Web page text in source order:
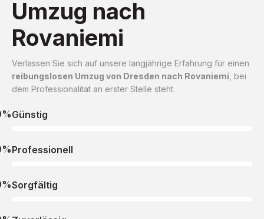
Umzug nach
Rovaniemi
Verlassen Sie sich auf unsere langjährige Erfahrung für einen
reibungslosen Umzug von Dresden nach Rovaniemi , bei
dem Professionalität an erster Stelle steht.
Günstig
Professionell
Sorgfältig